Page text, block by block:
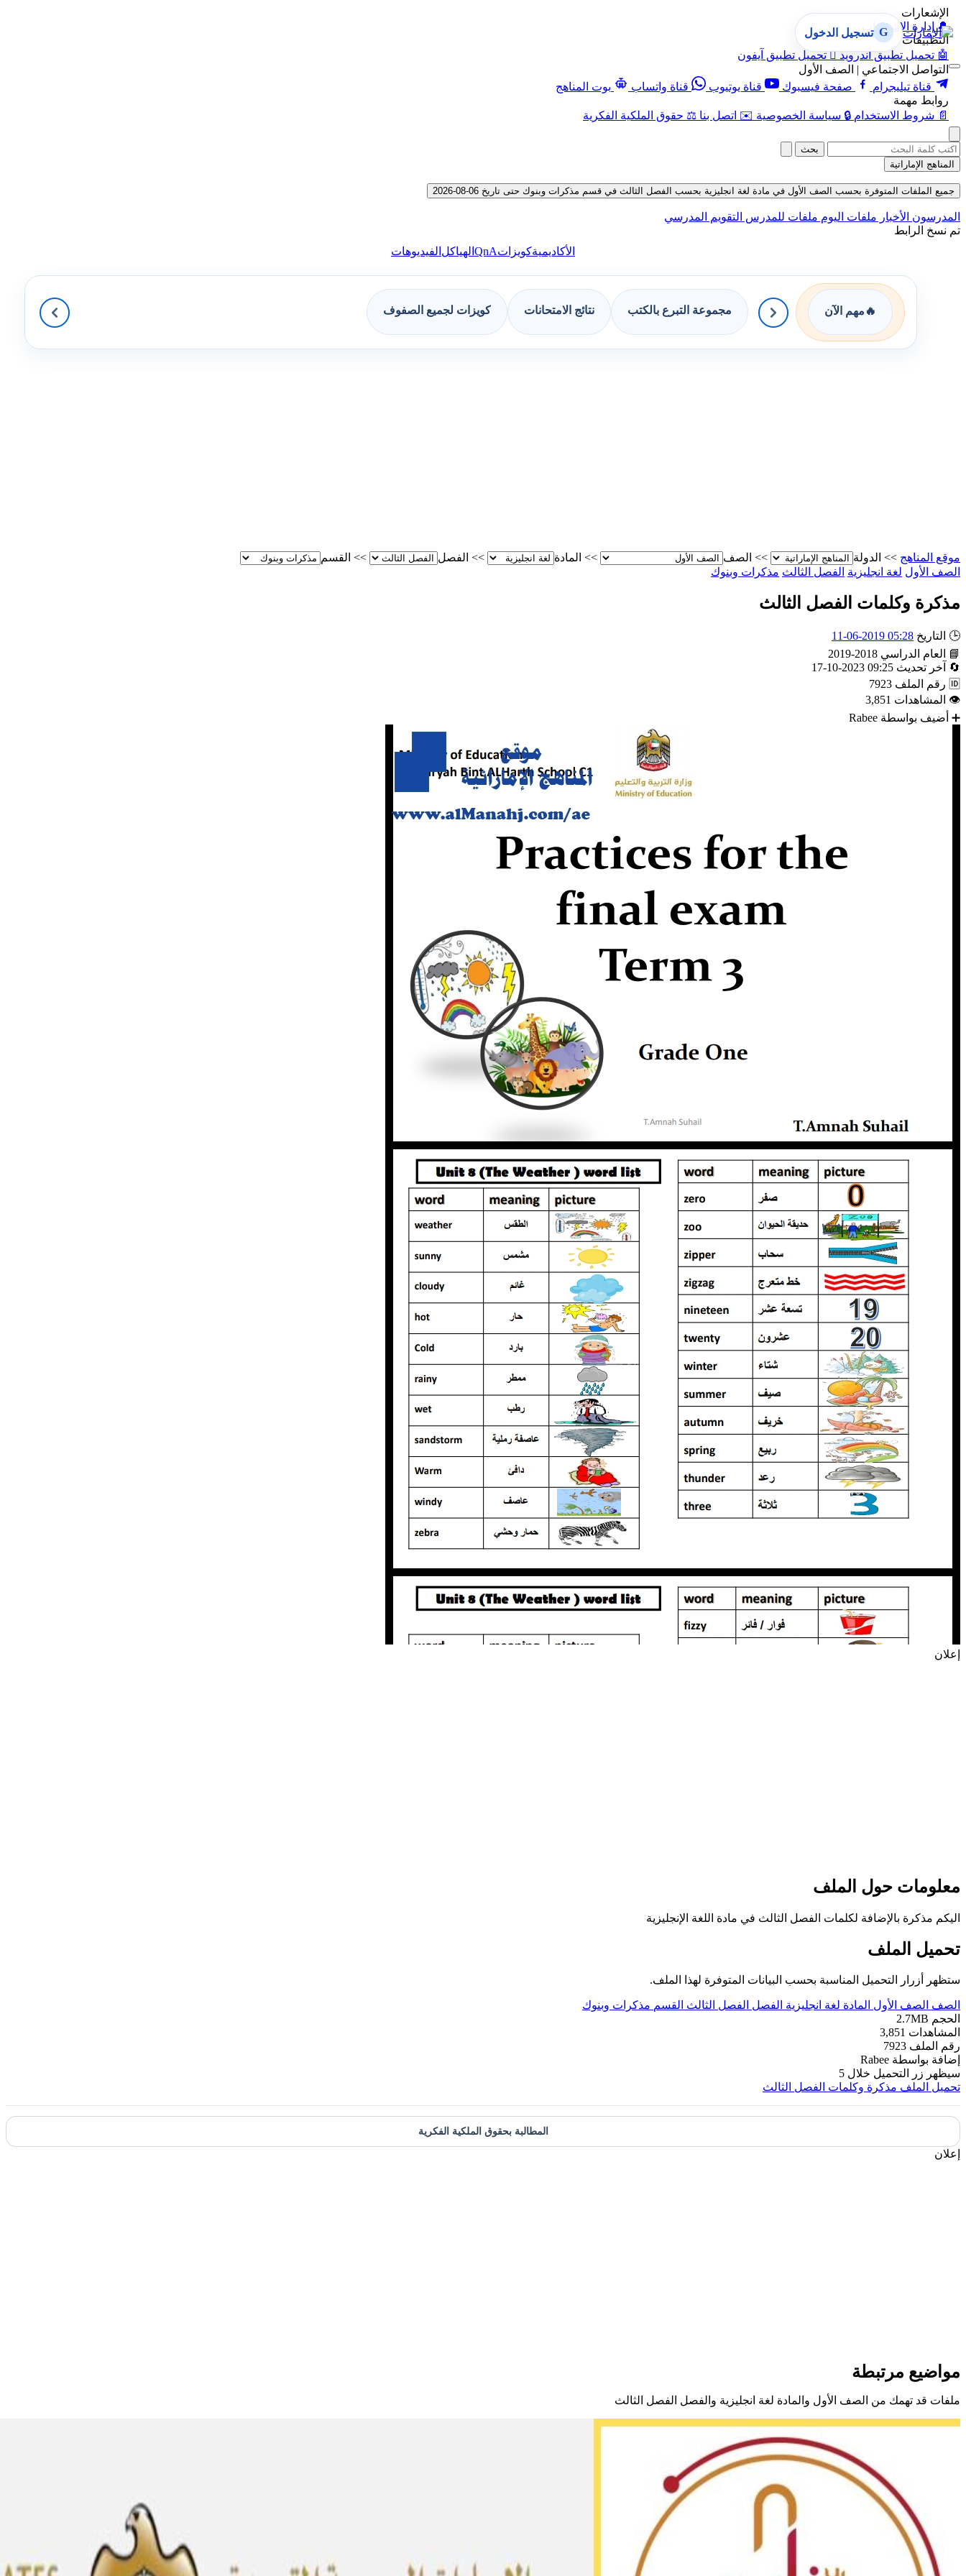
الإشعارات
🔔 إدارة الإشعارات
التطبيقات
🤖 تحميل تطبيق أندرويد  تحميل تطبيق آيفون
التواصل الاجتماعي | الصف الأول
قناة تيليجرام
صفحة فيسبوك قناة يوتيوب قناة واتساب
بوت المناهج
روابط مهمة
📄 شروط الاستخدام 🔒 سياسة الخصوصية ✉️ اتصل بنا ⚖️ حقوق الملكية الفكرية
G تسجيل الدخول
بحث
المناهج الإماراتية
جميع الملفات المتوفرة بحسب الصف الأول في مادة لغة انجليزية بحسب الفصل الثالث في قسم مذكرات وبنوك حتى تاريخ 06-08-2026
المدرسون الأخبار ملفات اليوم ملفات للمدرس التقويم المدرسي
تم نسخ الرابط
الأكاديميةكويزاتQnA الهياكل الفيديوهات
🔥 مهم الآن مجموعة التبرع بالكتب نتائج الامتحانات كويزات لجميع الصفوف
موقع المناهج >> الدولة >> الصف >> المادة >> الفصل >> القسم
الصف الأول لغة انجليزية الفصل الثالث مذكرات وبنوك
مذكرة وكلمات الفصل الثالث
🕒 التاريخ 05:28 2019-06-11
📘
العام الدراسي 2018-2019
🔄
آخر تحديث 09:25 2023-10-17
🆔 رقم الملف 7923
👁 المشاهدات 3,851
➕ أضيف بواسطة Rabee
إعلان
معلومات حول الملف
اليكم مذكرة بالإضافة لكلمات الفصل الثالث في مادة اللغة الإنجليزية
تحميل الملف
ستظهر أزرار التحميل المناسبة بحسب البيانات المتوفرة لهذا الملف.
الصف الصف الأول المادة لغة انجليزية الفصل الفصل الثالث القسم مذكرات وبنوك
الحجم 2.7MB
المشاهدات 3,851
رقم الملف 7923
إضافة بواسطة Rabee
سيظهر زر التحميل خلال 5
تحميل الملف مذكرة وكلمات الفصل الثالث
المطالبة بحقوق الملكية الفكرية
إعلان
مواضيع مرتبطة
ملفات قد تهمك من الصف الأول والمادة لغة انجليزية والفصل الفصل الثالث